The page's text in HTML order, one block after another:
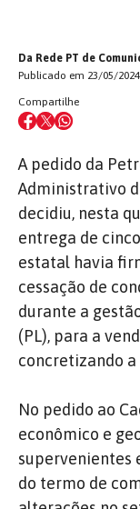
Da Rede PT de
Publicado em 23/05/
Compartilhe
A pedido da
Administrativo
decidiu, nesta
entrega de
estatal havia
cessação de
durante a
(PL), para a
concretizando a
No pedido ao
econômico e
supervenientes
do termo de